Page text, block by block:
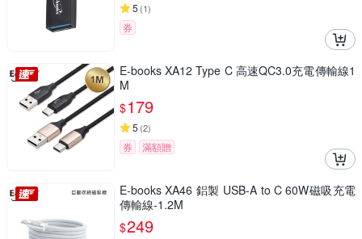
5 (1)
券
E-books XA12 Type C 高速QC3.0充電傳輸線1
M
$179
5 (2)
券 滿額贈
E-books XA46 鋁製 USB-A to C 60W磁吸充電
傳輸線-1.2M
$249